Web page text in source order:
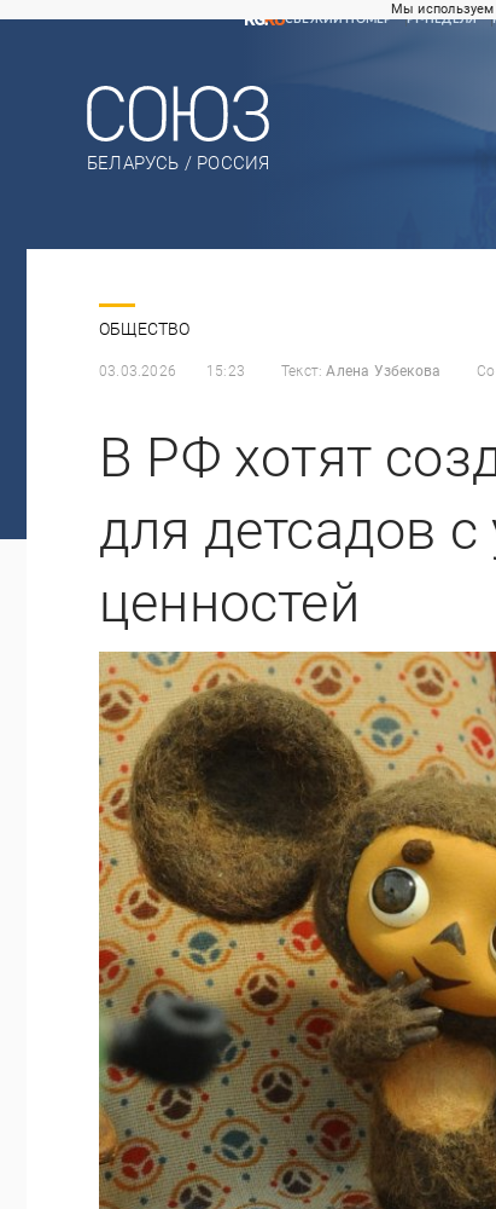
Мы используем
СВЕЖИЙ НОМЕР
РГ-НЕДЕЛЯ
БЕЛАРУСЬ / РОССИЯ
ОБЩЕСТВО
03.03.2026 15:23 Текст: Алена Узбекова
В РФ хотят
для детсадов
ценностей